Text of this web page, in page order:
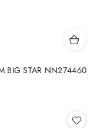
BIG STAR NN274460